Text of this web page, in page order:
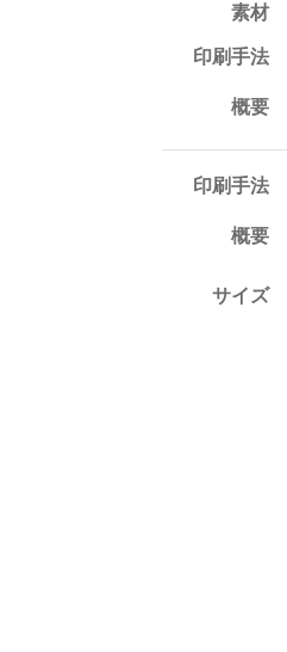
素材
印刷手法
概要
印刷手法
概要
サイズ